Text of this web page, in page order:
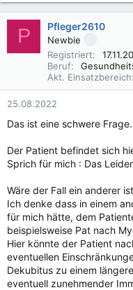
P Pfleger2610
Newbie
Registriert
Beruf
Akt. Einsatzbereich
25.08.2022
Das ist eine schwere Frage.
Der Patient befindet sich
Sprich für mich : Das
Wäre der Fall ein anderer
Ich denke dass in einem
für mich hätte, dem
beispielsweise Pat nach
Hier könnte der Patient
eventuellen
Dekubitus zu einem
eventuell zunehmender